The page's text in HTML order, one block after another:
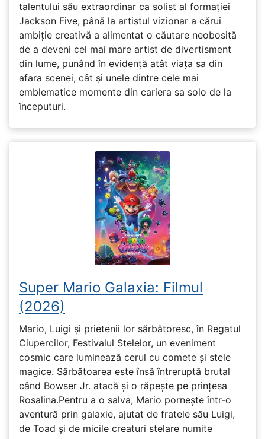
talentului său extraordinar ca solist al formației
Jackson Five, până la artistul vizionar a cărui
ambiție creativă a alimentat o căutare neobosită
de a deveni cel mai mare artist de divertisment
din lume, punând în evidență atât viața sa din
afara scenei, cât și unele dintre cele mai
emblematice momente din cariera sa solo de la
începuturi.
Super Mario Galaxia: Filmul
(2026)
Mario, Luigi și prietenii lor sărbătoresc, în Regatul
Ciupercilor, Festivalul Stelelor, un eveniment
cosmic care luminează cerul cu comete și stele
magice. Sărbătoarea este însă întreruptă brutal
când Bowser Jr. atacă și o răpește pe prinţesa
Rosalina.Pentru a o salva, Mario pornește într-o
aventură prin galaxie, ajutat de fratele său Luigi,
de Toad și de micile creaturi stelare numite